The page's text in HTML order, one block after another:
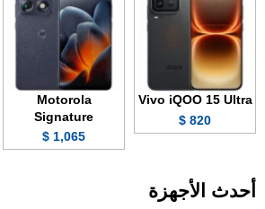
Vivo iQOO 15 Ultra
820 $
Motorola
Signature
1,065 $
أحدث الأجهزة